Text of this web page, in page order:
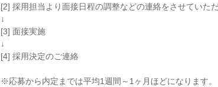
[2] 採用担当より面接日程の調整などの連絡をさせていた
↓
[3] 面接実施
↓
[4] 採用決定のご連絡
※応募から内定までは平均1週間～1ヶ月ほどになります。